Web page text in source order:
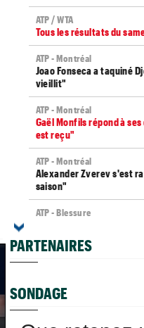
ATP - MONTRÉAL
Arthur Fils et Rinderknech ce
ATP / WTA
Tous les résultats du
ATP - Montréal
Joao Fonseca a taquiné
vieillit"
ATP - Montréal
Gaël Monfils répond à
est reçu"
ATP - Montréal
Alexander Zverev s'est
saison"
ATP - Blessure
Carnet Rose
Pablo...
PARTENAIRES
SONDAGE